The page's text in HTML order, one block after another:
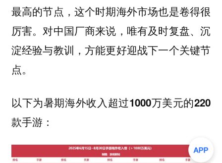
最高的节点，这个时期海外市场也是卷得很
厉害。对中国厂商来说，唯有及时复盘、沉
淀经验与教训，方能更好迎战下一个关键节
点。
以下为暑期海外收入超过1000万美元的220
款手游：